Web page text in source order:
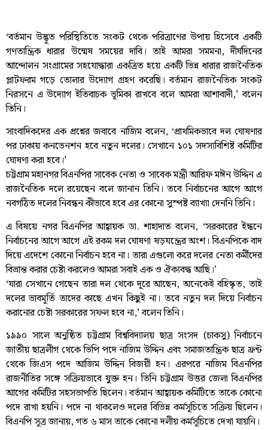
‘বর্তমান উদ্ভূত পরিস্থিতিতে সংকট থেকে পরিত্রাণের উপায় হিসেবে একটি
গণতান্ত্রিক ধারার উন্মেষ সময়ের দাবি। তাই আমরা সমমনা, দীর্ঘদিনের
আন্দোলন সংগ্রামের সহযোদ্ধারা একত্রিত হয়ে একটি ভিন্ন ধারার রাজনৈতিক
প্লাটফরম গড়ে তোলার উদ্যোগ গ্রহণ করেছি। বর্তমান রাজনৈতিক সংকট
নিরসনে এ উদ্যোগ ইতিবাচক ভূমিকা রাখবে বলে আমরা আশাবাদী,’ বলেন
তিনি।
সাংবাদিকদের এক প্রশ্নের জবাবে নাজিম বলেন, ‘প্রাথমিকভাবে দল ঘোষণার
পর ঢাকায় কনভেনশন হবে নতুন দলের। সেখানে ১০১ সদস্যবিশিষ্ট কমিটির
ঘোষণা করা হবে।’
চট্টগ্রাম মহানগর বিএনপির সাবেক নেতা ও সাবেক মন্ত্রী আরিফ মঈন উদ্দিন এ
রাজনৈতিক দলে রয়েছেন বলে জানান তিনি। তবে নির্বাচনের আগে আগে
নবগঠিত দলের নিবন্ধন কীভাবে হবে এর কোনো সুস্পষ্ট ব্যাখ্যা দেননি তিনি।
এ বিষয়ে নগর বিএনপির আহ্বায়ক ডা. শাহাদাত বলেন, ‘সরকারের ইন্ধনে
নির্বাচনের আগে আগে এই রকম দল ঘোষণা ষড়যন্ত্রের অংশ। বিএনপিকে বাদ
দিয়ে এদেশে কোনো নির্বাচন হবে না। তারা এগুলো করে দলের নেতা কর্মীদের
বিভ্রান্ত করার চেষ্টা করলেও আমরা সবাই এক ও ঐক্যবদ্ধ আছি।’
‘যারা সেখানে গেছেন তারা দল থেকে দূরে আছেন, অনেকেই বহিস্কৃত, তাই
দলের ভাবমূর্তি তাদের কাছে এখন কিছুই না। তবে নতুন দল দিয়ে নির্বাচন
করানোর চেষ্টা সরকারের সফল হবে না,’ বলেন তিনি।
১৯৯০ সালে অনুষ্ঠিত চট্টগ্রাম বিশ্ববিদ্যালয় ছাত্র সংসদ (চাকসু) নির্বাচনে
জাতীয় ছাত্রলীগ থেকে ভিপি পদে নাজিম উদ্দিন এবং সমাজতান্ত্রিক ছাত্র ফ্রন্ট
থেকে জিএস পদে আজিম উদ্দিন বিজয়ী হন। এরপরে নাজিম বিএনপির
রাজনীতির সঙ্গে সক্রিয়ভাবে যুক্ত হন। তিনি চট্টগ্রাম উত্তর জেলা বিএনপির
আগের কমিটির সহসভাপতি ছিলেন। বর্তমান আহ্বায়ক কমিটিতে তাকে কোনো
পদে রাখা হয়নি। পদে না থাকলেও দলের বিভিন্ন কর্মসূচিতে সক্রিয় ছিলেন।
বিএনপি সূত্র জানায়, গত ৬ মাস তাকে কোনো দলীয় কর্মসূচিতে দেখা যায়নি।